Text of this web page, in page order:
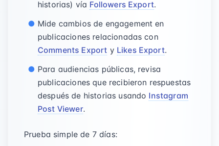
historias) vía Followers Export.
Mide cambios de engagement en
publicaciones relacionadas con
Comments Export y Likes Export.
Para audiencias públicas, revisa
publicaciones que recibieron respuestas
después de historias usando Instagram
Post Viewer.
Prueba simple de 7 días: